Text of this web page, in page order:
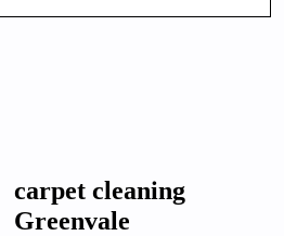
carpet cleaning
Greenvale